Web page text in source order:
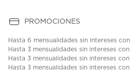
PROMOCIONES
Hasta 6 mensualidades sin intereses con
Hasta 3 mensualidades sin intereses con
Hasta 3 mensualidades sin intereses con
Hasta 3 mensualidades sin intereses con